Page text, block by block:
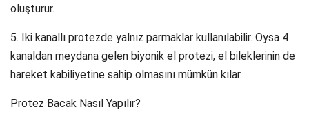
oluşturur.
5. İki kanallı protezde yalnız parmaklar kullanılabilir. Oysa 4
kanaldan meydana gelen biyonik el protezi, el bileklerinin de
hareket kabiliyetine sahip olmasını mümkün kılar.
Protez Bacak Nasıl Yapılır?